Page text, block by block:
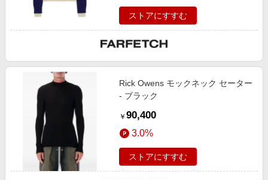
スポーツ・アウトドア・ゴルフ
旅行・レジャー・ホテル予約
生活・お役立ち
金融・マネー・保険
デジタルコンテンツ
ビジネス・その他サービス
旅行特集
わくわく夏特集
Apple公式サイト×楽天カード分割払い
Qoo10メガポ
Samsung ボーナスキャンペーン
週末の高還元 夏の長期版
ストアにすすむ
Rick Owens モックネック セーター
- ブラック
￥ 90,400
3.0%
ストアにすすむ